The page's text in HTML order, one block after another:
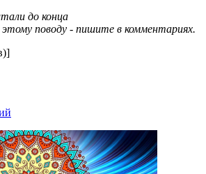
до конца
поводу - пишите в комментариях.